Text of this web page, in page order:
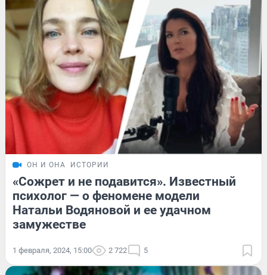
ОН И ОНА ИСТОРИИ
«Сожрет и не подавится». Известный
психолог — о феномене модели
Натальи Водяновой и ее удачном
замужестве
1 февраля, 2024, 15:00 2 722 5